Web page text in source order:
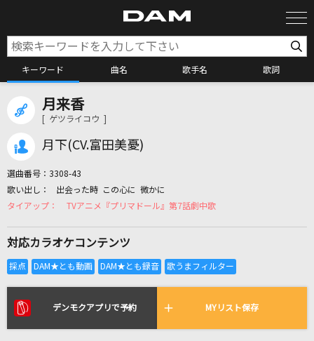
キーワード 曲名 歌手名 歌詞
カラオケ店舗検索
カラオケリクエスト
リアルタイムで歌われている曲の一覧
アスノヨゾラ哨戒班
月来香
[ ゲツライコウ ]
月下(CV.富田美憂)
選曲番号： 3308-43
出会った時 この心に 微かに
TVアニメ『プリマドール』第7話劇中歌
対応カラオケコンテンツ
デンモクアプリで予約 MYリスト保存